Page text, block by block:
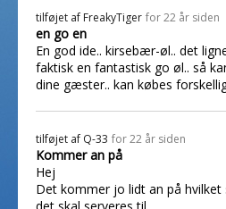
tilføjet af FreakyTiger for 22 år siden
en go en
En god ide.. kirsebær-øl.. det
faktisk en fantastisk go øl.. så
dine gæster.. kan købes
tilføjet af Q-33 for 22 år siden
Kommer an på
Hej
Det kommer jo lidt an på hvilket